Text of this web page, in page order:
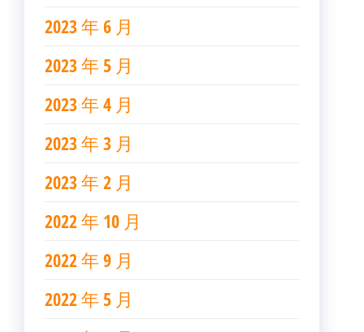
2023 年 6 月
2023 年 5 月
2023 年 4 月
2023 年 3 月
2023 年 2 月
2022 年 10 月
2022 年 9 月
2022 年 5 月